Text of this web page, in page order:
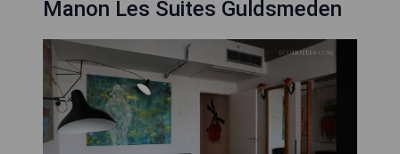
Manon Les Suites Guldsmeden